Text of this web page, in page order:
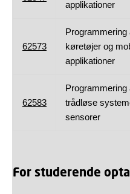
applikationer
62573
Programmering
køretøjer og
applikationer
62583
Programmering
trådløse
sensorer
For studerende